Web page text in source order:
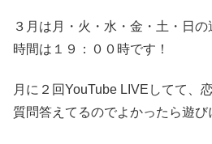
３月は月・火・水・金・土・日の
時間は１９：００時です！
月に２回YouTube LIVEしてて、
質問答えてるのでよかったら遊び